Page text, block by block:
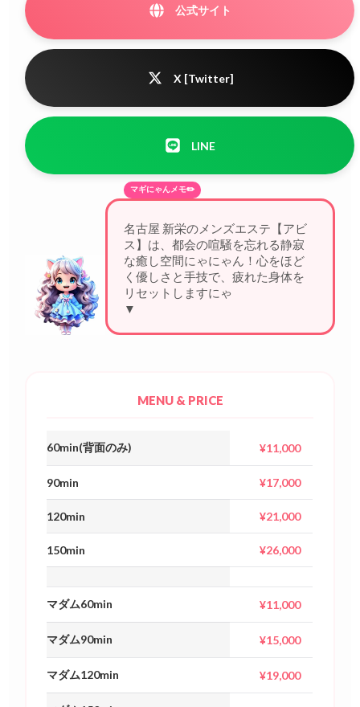
公式サイト
X [Twitter]
LINE
マギにゃんメモ✏️
名古屋 新栄のメンズエステ【アビ
ス】は、都会の喧騒を忘れる静寂
な癒し空間にゃにゃん！心をほど
く優しさと手技で、疲れた身体を
リセットしますにゃ♪
▼
MENU & PRICE
60min(背面のみ) ¥11,000
90min ¥17,000
120min ¥21,000
150min ¥26,000
マダム60min ¥11,000
マダム90min ¥15,000
マダム120min ¥19,000